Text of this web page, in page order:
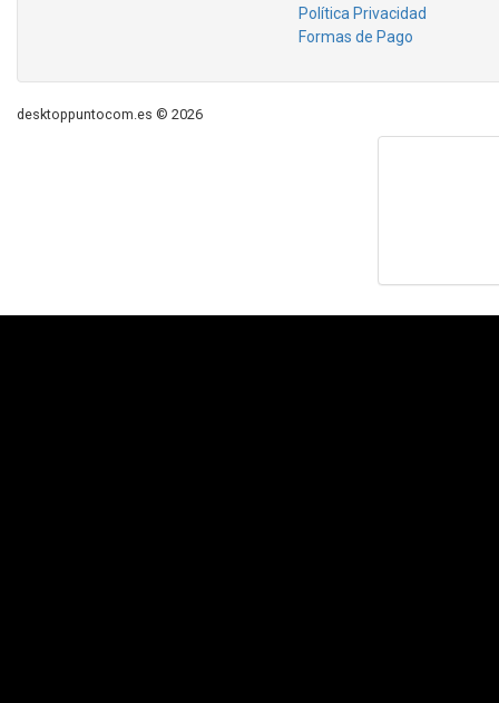
Política Privacidad
Formas de Pago
desktoppuntocom.es © 2026